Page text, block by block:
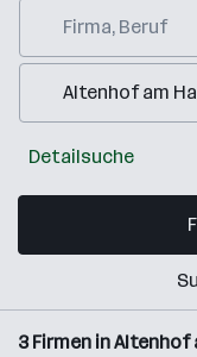
3Firmen inAltenhof
Detailsuche